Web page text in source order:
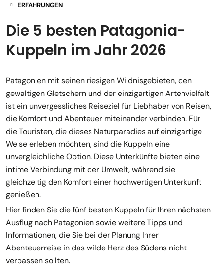
ERFAHRUNGEN
Die 5 besten Patagonia-
Kuppeln im Jahr 2026
Patagonien mit seinen riesigen Wildnisgebieten, den
gewaltigen Gletschern und der einzigartigen Artenvielfalt
ist ein unvergessliches Reiseziel für Liebhaber von Reisen,
die Komfort und Abenteuer miteinander verbinden. Für
die Touristen, die dieses Naturparadies auf einzigartige
Weise erleben möchten, sind die Kuppeln eine
unvergleichliche Option. Diese Unterkünfte bieten eine
intime Verbindung mit der Umwelt, während sie
gleichzeitig den Komfort einer hochwertigen Unterkunft
genießen.
Hier finden Sie die fünf besten Kuppeln für Ihren nächsten
Ausflug nach Patagonien sowie weitere Tipps und
Informationen, die Sie bei der Planung Ihrer
Abenteuerreise in das wilde Herz des Südens nicht
verpassen sollten.